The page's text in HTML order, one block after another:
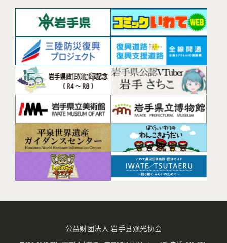
公益财团法人 岩手县观光协会